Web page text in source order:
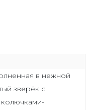
в нежной
зверёк с